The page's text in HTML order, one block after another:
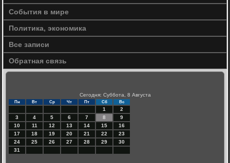
События в мире
Политика, экономика
Все записи
Обратная связь
Сегодня: Суббота, 8 Августа
Пн Вт Ср Чт Пт Сб Вс
1
2
3
4 5 6 7 8
9
10
11 12 13 14 15
16
17
18 19 20 21 22
23
24
25 26 27 28 29
30
31